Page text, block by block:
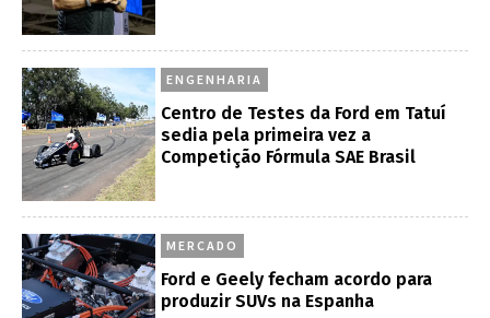
ENGENHARIA
Centro de Testes da Ford em Tatuí
sedia pela primeira vez a
Competição Fórmula SAE Brasil
MERCADO
Ford e Geely fecham acordo para
produzir SUVs na Espanha